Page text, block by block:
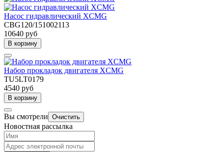
Насос гидравлический XCMG
CBG120/151002113
10640 руб
В корзину
Набор прокладок двигателя XCMG
TU5LT0179
4540 руб
В корзину
Вы смотрели Очистить
Новостная рассылка